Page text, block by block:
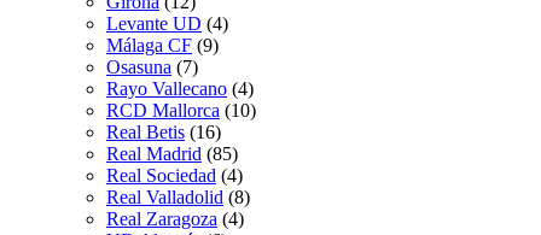
Levante UD (4)
Málaga CF (9)
Osasuna (7)
Rayo Vallecano (4)
RCD Mallorca (10)
Real Betis (16)
Real Madrid (85)
Real Sociedad (4)
Real Valladolid (8)
Real Zaragoza (4)